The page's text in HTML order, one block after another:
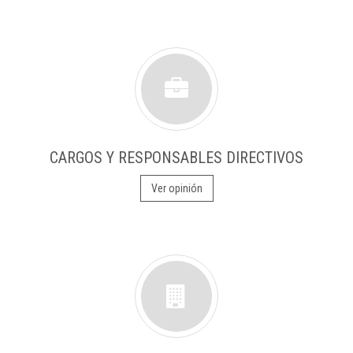
CARGOS Y RESPONSABLES DIRECTIVOS
Ver opinión